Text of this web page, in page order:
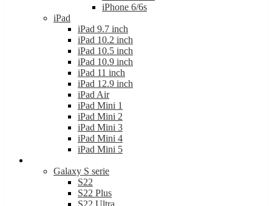
iPhone 6/6s
iPad
iPad 9.7 inch
iPad 10.2 inch
iPad 10.5 inch
iPad 10.9 inch
iPad 11 inch
iPad 12.9 inch
iPad Air
iPad Mini 1
iPad Mini 2
iPad Mini 3
iPad Mini 4
iPad Mini 5
Galaxy S serie
S22
S22 Plus
S22 Ultra